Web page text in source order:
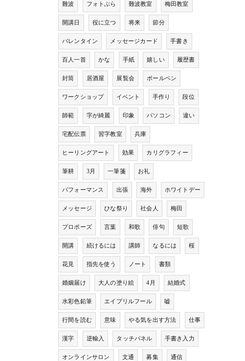
難波 フォトぶら 難波教室 梅田教室
開講日 役に立つ 将来 節分
バレンタイン メッセージカード 手書き
百人一首 かな 手紙 嬉しい 履歴書
封筒 居酒屋 展覧会 ボールペン
ワークショップ イベント 手作り 段位
師範 字が綺麗 印象 パソコン 違い
宅配伝票 習字教室 兵庫
ヒーリングアート 効果 カリグラフィー
筆耕 3月 一筆箋 お礼
パフォーマンス 出張 海外 ホワイトデー
メッセージ ひな祭り 社会人 梅田
プロポーズ 言葉 和歌 俳句 短歌
開講 続けるには 講師 なるには 桜
花見 指先を使う ノート 書類
婚姻届け 大人の塗り絵 4月 結婚式
水彩色鉛筆 エイプリルフール 嘘
行間を読む 意味 やる気を出す方法 仕事
漢字 逆輸入 タッチパネル 手書き入力
オンラインサロン 文通 募集 通信